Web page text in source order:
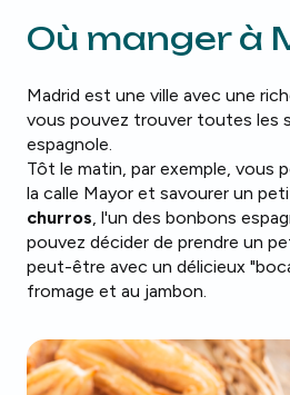
Où manger à
Madrid est une ville avec une
vous pouvez trouver toutes les
espagnole.
Tôt le matin, par exemple, vous
la calle Mayor et savourer un
churros, l'un des bonbons
pouvez décider de prendre un
peut-être avec un délicieux
fromage et au jambon.